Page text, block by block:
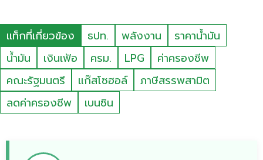
แท็กที่เกี่ยวข้อง ธปท. พลังงาน
ราคาน้ำมัน
น้ำมัน
เงินเฟ้อ ครม. LPG
ค่าครองชีพ
คณะรัฐมนตรี
แก๊สโซฮอล์
ภาษีสรรพสามิต
ลดค่าครองชีพ
เบนซิน